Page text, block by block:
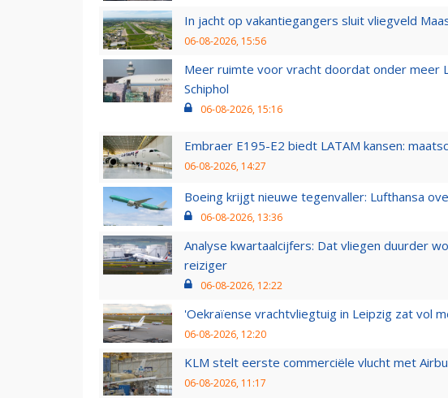
In jacht op vakantiegangers sluit vliegveld
06-08-2026, 15:56
Meer ruimte voor vracht doordat onder meer
Schiphol
06-08-2026, 15:16
Embraer E195-E2 biedt LATAM kansen:
06-08-2026, 14:27
Boeing krijgt nieuwe tegenvaller: Lufthansa
06-08-2026, 13:36
Analyse kwartaalcijfers: Dat vliegen duurder
reiziger
06-08-2026, 12:22
'Oekraïense vrachtvliegtuig in Leipzig zat vol
06-08-2026, 12:20
KLM stelt eerste commerciële vlucht met
06-08-2026, 11:17